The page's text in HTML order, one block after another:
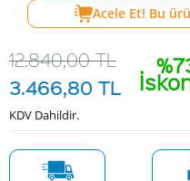
Acele Et! Bu
12.840,00TL
3.466,80 TL
KDV Dahildir.